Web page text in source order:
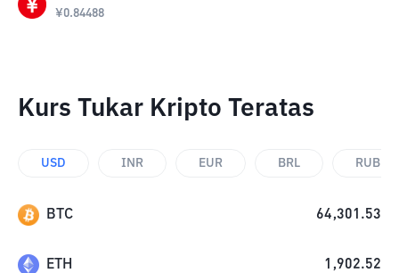
¥0.84488
Kurs Tukar Kripto Teratas
USD INR EUR BRL RUB
BTC 64,301.53
ETH 1,902.52